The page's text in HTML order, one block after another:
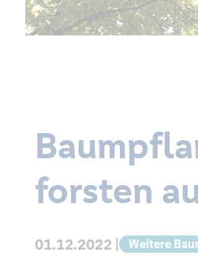
forsten
01.12.2022 | Weitere